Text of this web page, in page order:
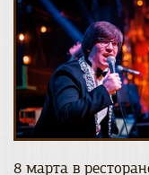
8 марта в